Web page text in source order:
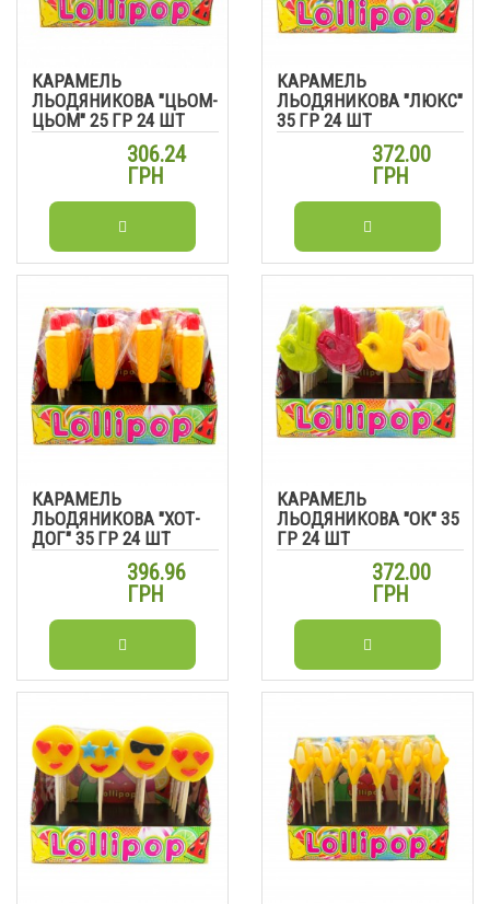
КАРАМЕЛЬ
ЛЬОДЯНИКОВА "ЦЬОМ-
ЦЬОМ" 25 ГР 24 ШТ
306.24
ГРН
КАРАМЕЛЬ
ЛЬОДЯНИКОВА "ЛЮКС"
35 ГР 24 ШТ
372.00
ГРН
КАРАМЕЛЬ
ЛЬОДЯНИКОВА "ХОТ-
ДОГ" 35 ГР 24 ШТ
396.96
ГРН
КАРАМЕЛЬ
ЛЬОДЯНИКОВА "ОК" 35
ГР 24 ШТ
372.00
ГРН